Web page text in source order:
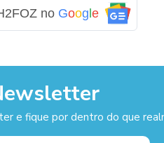
no Google
e fique por dentro do que